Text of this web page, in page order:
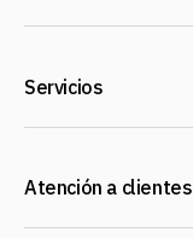
Servicios
Atención a clientes